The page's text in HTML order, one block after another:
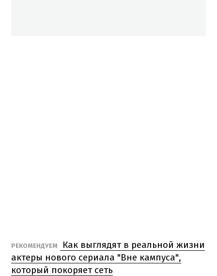
РЕКОМЕНДУЕМ
Как выглядят в реальной жизни
актеры нового сериала "Вне кампуса",
который покоряет сеть